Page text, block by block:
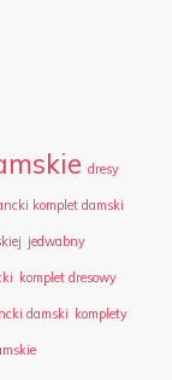
dresy
komplet damski
jedwabny
komplet dresowy
damski komplety